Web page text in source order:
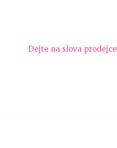
Dejte na slova prodejce